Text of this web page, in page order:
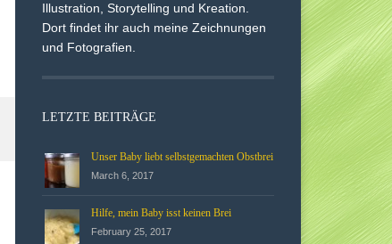
Illustration, Storytelling und Kreation.
Dort findet ihr auch meine Zeichnungen
und Fotografien.
LETZTE BEITRÄGE
Unser Baby liebt selbstgemachten Obstbrei
March 6, 2017
Hilfe, mein Baby isst keinen Brei
February 25, 2017